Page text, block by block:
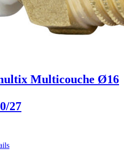
Multicouche Ø16
27